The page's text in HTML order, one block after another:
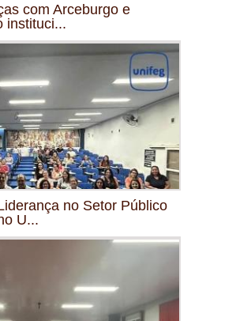
com Arceburgo e
instituci...
no Setor Público
U...